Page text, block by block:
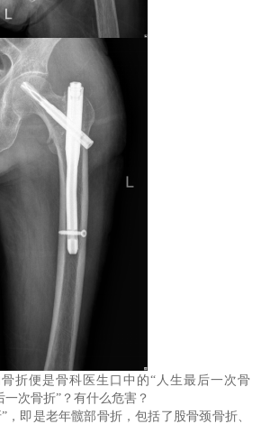
折便是骨科医生口中的“人生最后一次骨
次骨折”？有什么危害？
，即是老年髋部骨折，包括了股骨颈骨折、